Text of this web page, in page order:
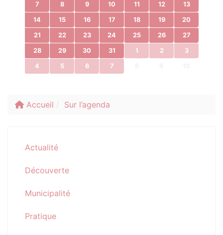
7 8 9 10 11 12 13
14 15 16 17 18 19 20
21 22 23 24 25 26 27
28 29 30 31 1 2 3
4 5 6 7 8 9 10
Accueil Sur l’agenda
Actualité
Découverte
Municipalité
Pratique